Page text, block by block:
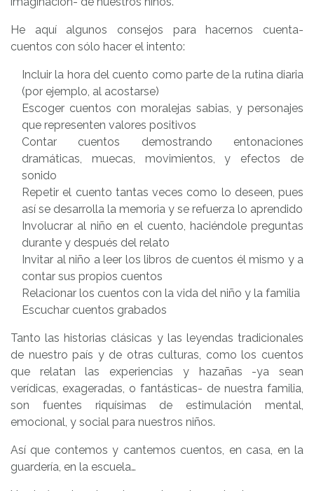
He aquí algunos consejos para hacernos cuenta-
cuentos con sólo hacer el intento:
Incluir la hora del cuento como parte de la rutina diaria
(por ejemplo, al acostarse)
Escoger cuentos con moralejas sabias, y personajes
que representen valores positivos
Contar cuentos demostrando entonaciones
dramáticas, muecas, movimientos, y efectos de
sonido
Repetir el cuento tantas veces como lo deseen, pues
así se desarrolla la memoria y se refuerza lo aprendido
Involucrar al niño en el cuento, haciéndole preguntas
durante y después del relato
Invitar al niño a leer los libros de cuentos él mismo y a
contar sus propios cuentos
Relacionar los cuentos con la vida del niño y la familia
Escuchar cuentos grabados
Tanto las historias clásicas y las leyendas tradicionales
de nuestro país y de otras culturas, como los cuentos
que relatan las experiencias y hazañas -ya sean
verídicas, exageradas, o fantásticas- de nuestra familia,
son fuentes riquísimas de estimulación mental,
emocional, y social para nuestros niños.
Así que contemos y cantemos cuentos, en casa, en la
guardería, en la escuela…